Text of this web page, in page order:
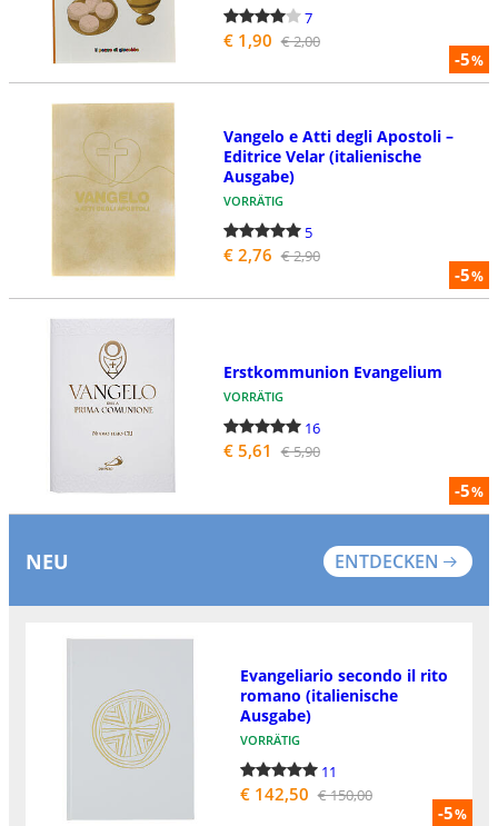
-5%
7
€ 1,90 € 2,00
-5%
Vangelo e Atti degli Apostoli –
Editrice Velar (italienische
Ausgabe)
VORRÄTIG
5
€ 2,76 € 2,90
-5%
Erstkommunion Evangelium
VORRÄTIG
16
€ 5,61 € 5,90
NEU ENTDECKEN
-5%
Evangeliario secondo il rito
romano (italienische
Ausgabe)
VORRÄTIG
11
€ 142,50 € 150,00